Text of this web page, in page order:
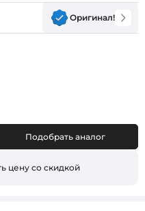
Оригинал!
Подобрать аналог
цену со скидкой